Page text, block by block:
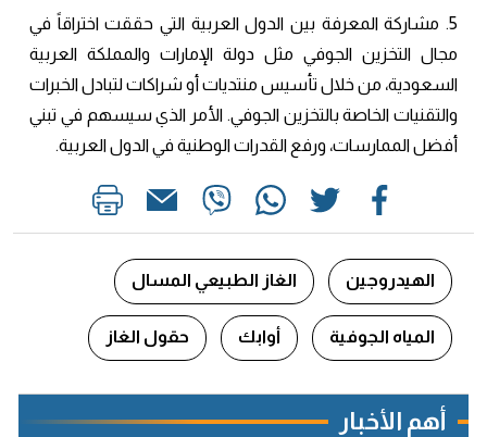
5. مشاركة المعرفة بين الدول العربية التي حققت اختراقاً في
مجال التخزين الجوفي مثل دولة الإمارات والمملكة العربية
السعودية، من خلال تأسيس منتديات أو شراكات لتبادل الخبرات
والتقنيات الخاصة بالتخزين الجوفي. الأمر الذي سيسهم في تبني
أفضل الممارسات، ورفع القدرات الوطنية في الدول العربية.
الهيدروجين الغاز الطبيعي المسال
المياه الجوفية أوابك حقول الغاز
أهم الأخبار